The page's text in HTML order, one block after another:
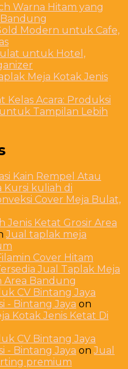
Warna Hitam yang
Bandung
Modern untuk Cafe,
untuk Hotel,
Meja Kotak Jenis
Acara: Produksi
Tampilan Lebih
Kain Rempel Atau
Kursi kuliah di
Cover Meja Bulat,
Jenis Ketat Grosir Area
Jual taplak meja
Cover Hitam
Jual Taplak Meja
Area Bandung
CV Bintang Jaya
- Bintang Jaya on
Kotak Jenis Ketat Di
CV Bintang Jaya
- Bintang Jaya onJual
premium